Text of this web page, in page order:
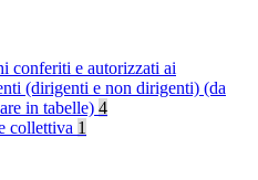
conferiti e autorizzati ai
(dirigenti e non dirigenti) (da
in tabelle) 4
collettiva 1